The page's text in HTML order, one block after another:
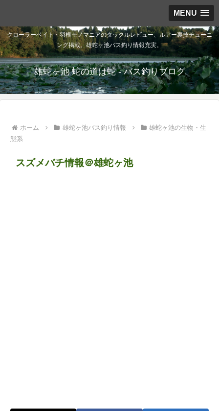
MENU
クローラーベイト・羽根モノマニアのタックルレビュー、ルアー裏技チューニ
ング掲載。雄蛇ヶ池バス釣り情報充実。
雄蛇ヶ池 蛇の道は蛇 - バス釣りブログ
ホーム 雄蛇ヶ池バス釣り情報
雄蛇ヶ池の生物・生
態系
スズメバチ情報＠雄蛇ヶ池